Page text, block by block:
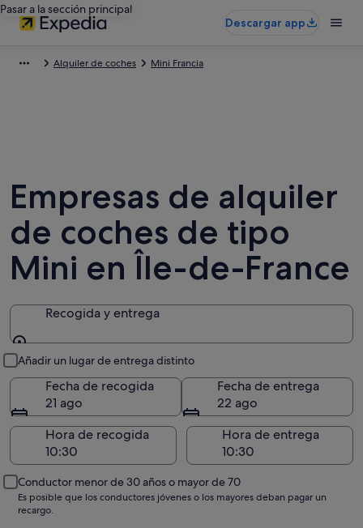
Pasar a la sección principal
Descargar app
Alquiler de coches Mini Francia
Empresas de alquiler
de coches de tipo
Mini en Île-de-France
Recogida y entrega
Añadir un lugar de entrega distinto
Fecha de recogida
21 ago
Fecha de entrega
22 ago
Hora de recogida
Hora de entrega
Conductor menor de 30 años o mayor de 70
Es posible que los conductores jóvenes o los mayores deban pagar un
recargo.